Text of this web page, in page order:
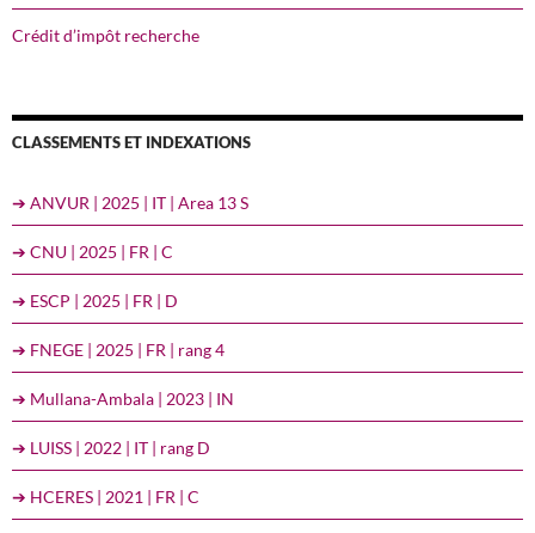
Crédit d’impôt recherche
CLASSEMENTS ET INDEXATIONS
➔ ANVUR | 2025 | IT | Area 13 S
➔ CNU | 2025 | FR | C
➔ ESCP | 2025 | FR | D
➔ FNEGE | 2025 | FR | rang 4
➔ Mullana-Ambala | 2023 | IN
➔ LUISS | 2022 | IT | rang D
➔ HCERES | 2021 | FR | C